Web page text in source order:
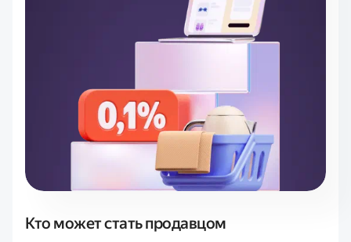
Кто может стать продавцом